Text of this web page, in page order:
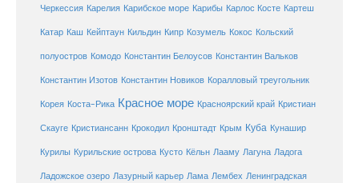
Черкессия Карелия Карибское море Карибы Карлос Косте Картеш
Катар Каш Кейптаун Кильдин Кипр Козумель Кокос Кольский
полуостров Комодо Константин Белоусов Константин Вальков
Константин Изотов Константин Новиков Коралловый треугольник
Корея Коста-Рика Красное море Красноярский край Кристиан
Скауге Кристиансанн Крокодил Кронштадт Крым Куба Кунашир
Курилы Курильские острова Кусто Кёльн Лааму Лагуна Ладога
Ладожское озеро Лазурный карьер Лама Лембех Ленинградская